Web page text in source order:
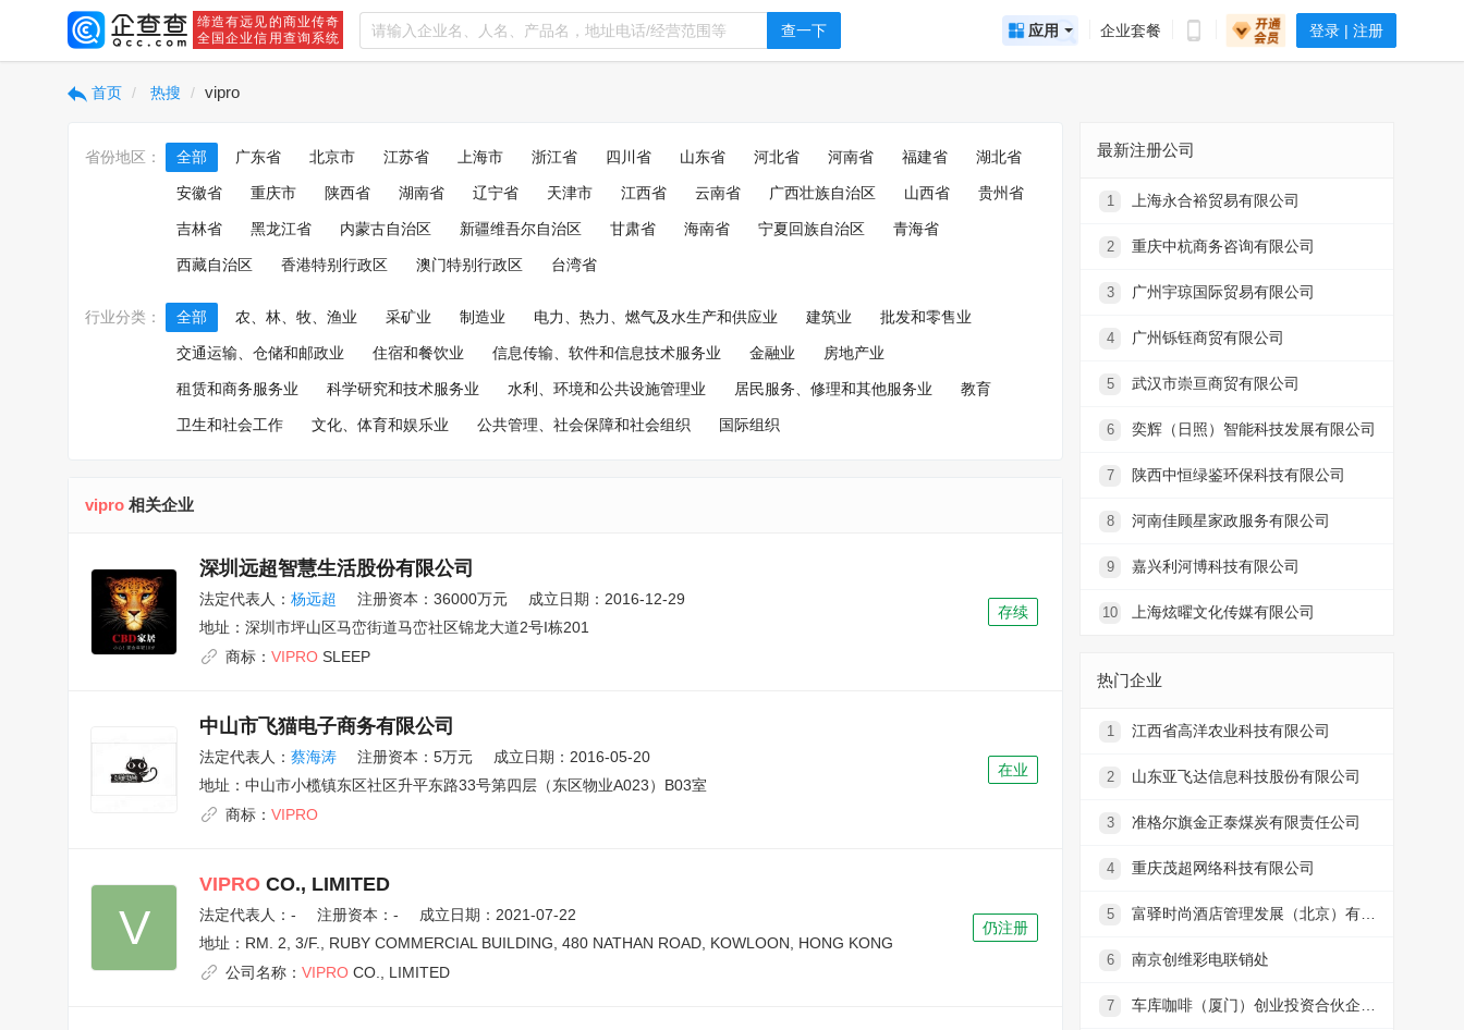
缔造有远见的商业传奇
全国企业信用查询系统
查一下 应用 企业套餐 登录 | 注册
首页 热搜 vipro
省份地区： 全部 广东省 北京市 江苏省 上海市 浙江省 四川省 山东省 河北省 河南省 福建省 湖北省
安徽省 重庆市 陕西省 湖南省 辽宁省 天津市 江西省 云南省 广西壮族自治区 山西省 贵州省
吉林省 黑龙江省 内蒙古自治区 新疆维吾尔自治区 甘肃省 海南省 宁夏回族自治区 青海省
西藏自治区 香港特别行政区 澳门特别行政区 台湾省
行业分类： 全部 农、林、牧、渔业 采矿业 制造业 电力、热力、燃气及水生产和供应业 建筑业 批发和零售业
交通运输、仓储和邮政业 住宿和餐饮业 信息传输、软件和信息技术服务业 金融业 房地产业
租赁和商务服务业 科学研究和技术服务业 水利、环境和公共设施管理业 居民服务、修理和其他服务业 教育
卫生和社会工作 文化、体育和娱乐业 公共管理、社会保障和社会组织 国际组织
vipro 相关企业
深圳远超智慧生活股份有限公司
法定代表人： 杨远超 注册资本：36000万元
成立日期：2016-12-29
地址： 深圳市坪山区马峦街道马峦社区锦龙大道2号I栋201
商标： VIPRO SLEEP
存续
中山市飞猫电子商务有限公司
法定代表人： 蔡海涛 注册资本：5万元
成立日期：2016-05-20
地址： 中山市小榄镇东区社区升平东路33号第四层（东区物业A023）B03室
商标： VIPRO
在业
V
VIPRO CO., LIMITED
法定代表人： - 注册资本：-
成立日期：2021-07-22
地址： RM. 2, 3/F., RUBY COMMERCIAL BUILDING, 480 NATHAN ROAD, KOWLOON, HONG KONG
公司名称： VIPRO CO., LIMITED
仍注册
最新注册公司
1 上海永合裕贸易有限公司
2 重庆中杭商务咨询有限公司
3 广州宇琼国际贸易有限公司
4 广州铄钰商贸有限公司
5 武汉市崇亘商贸有限公司
6 奕辉（日照）智能科技发展有限公司
7 陕西中恒绿鉴环保科技有限公司
8 河南佳顾星家政服务有限公司
9 嘉兴利河博科技有限公司
10 上海炫曜文化传媒有限公司
热门企业
1 江西省高洋农业科技有限公司
2 山东亚飞达信息科技股份有限公司
3 准格尔旗金正泰煤炭有限责任公司
4 重庆茂超网络科技有限公司
5
6 南京创维彩电联销处
7